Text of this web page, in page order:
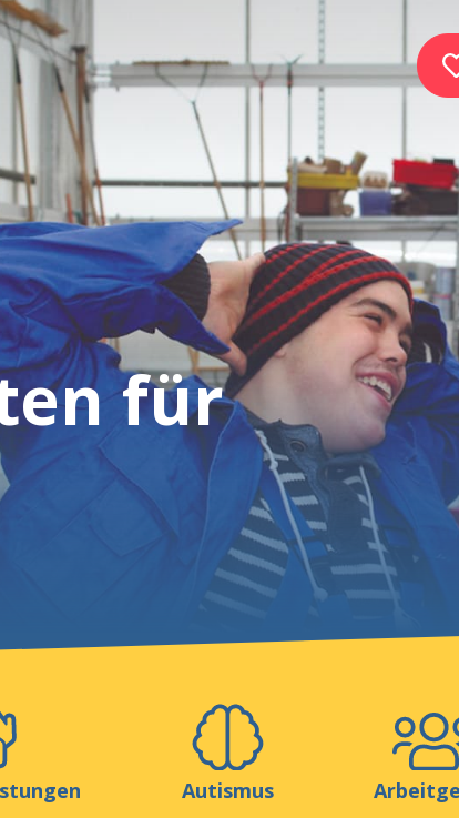
Home
Stiftung
Dienste
Autismus
Arbeitgeber
Helfen Sie uns
für
Autismus